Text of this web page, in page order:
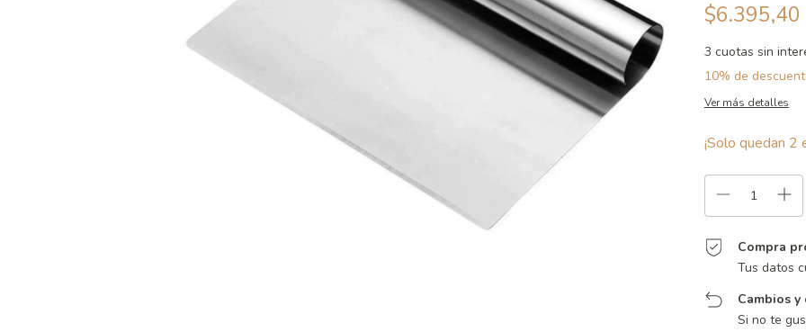
$6.395,40
3 cuotas sin
10% de
Ver más detalles
¡Solo quedan 2
Compra
Tus datos
Cambios
Si no te